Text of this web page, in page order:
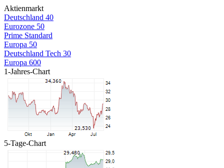
Aktienmarkt
Deutschland 40
Eurozone 50
Prime Standard
Europa 50
Deutschland Tech 30
Europa 600
1-Jahres-Chart
5-Tage-Chart